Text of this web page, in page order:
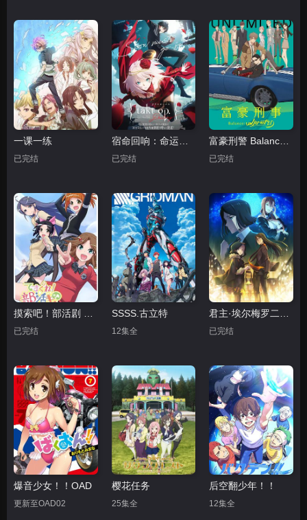
一课一练
已完结 已完结 已完结
已完结
SSSS.古立特
12集全 已完结
爆音少女！！OAD
更新至OAD02
樱花任务
25集全
后空翻少年！！
12集全